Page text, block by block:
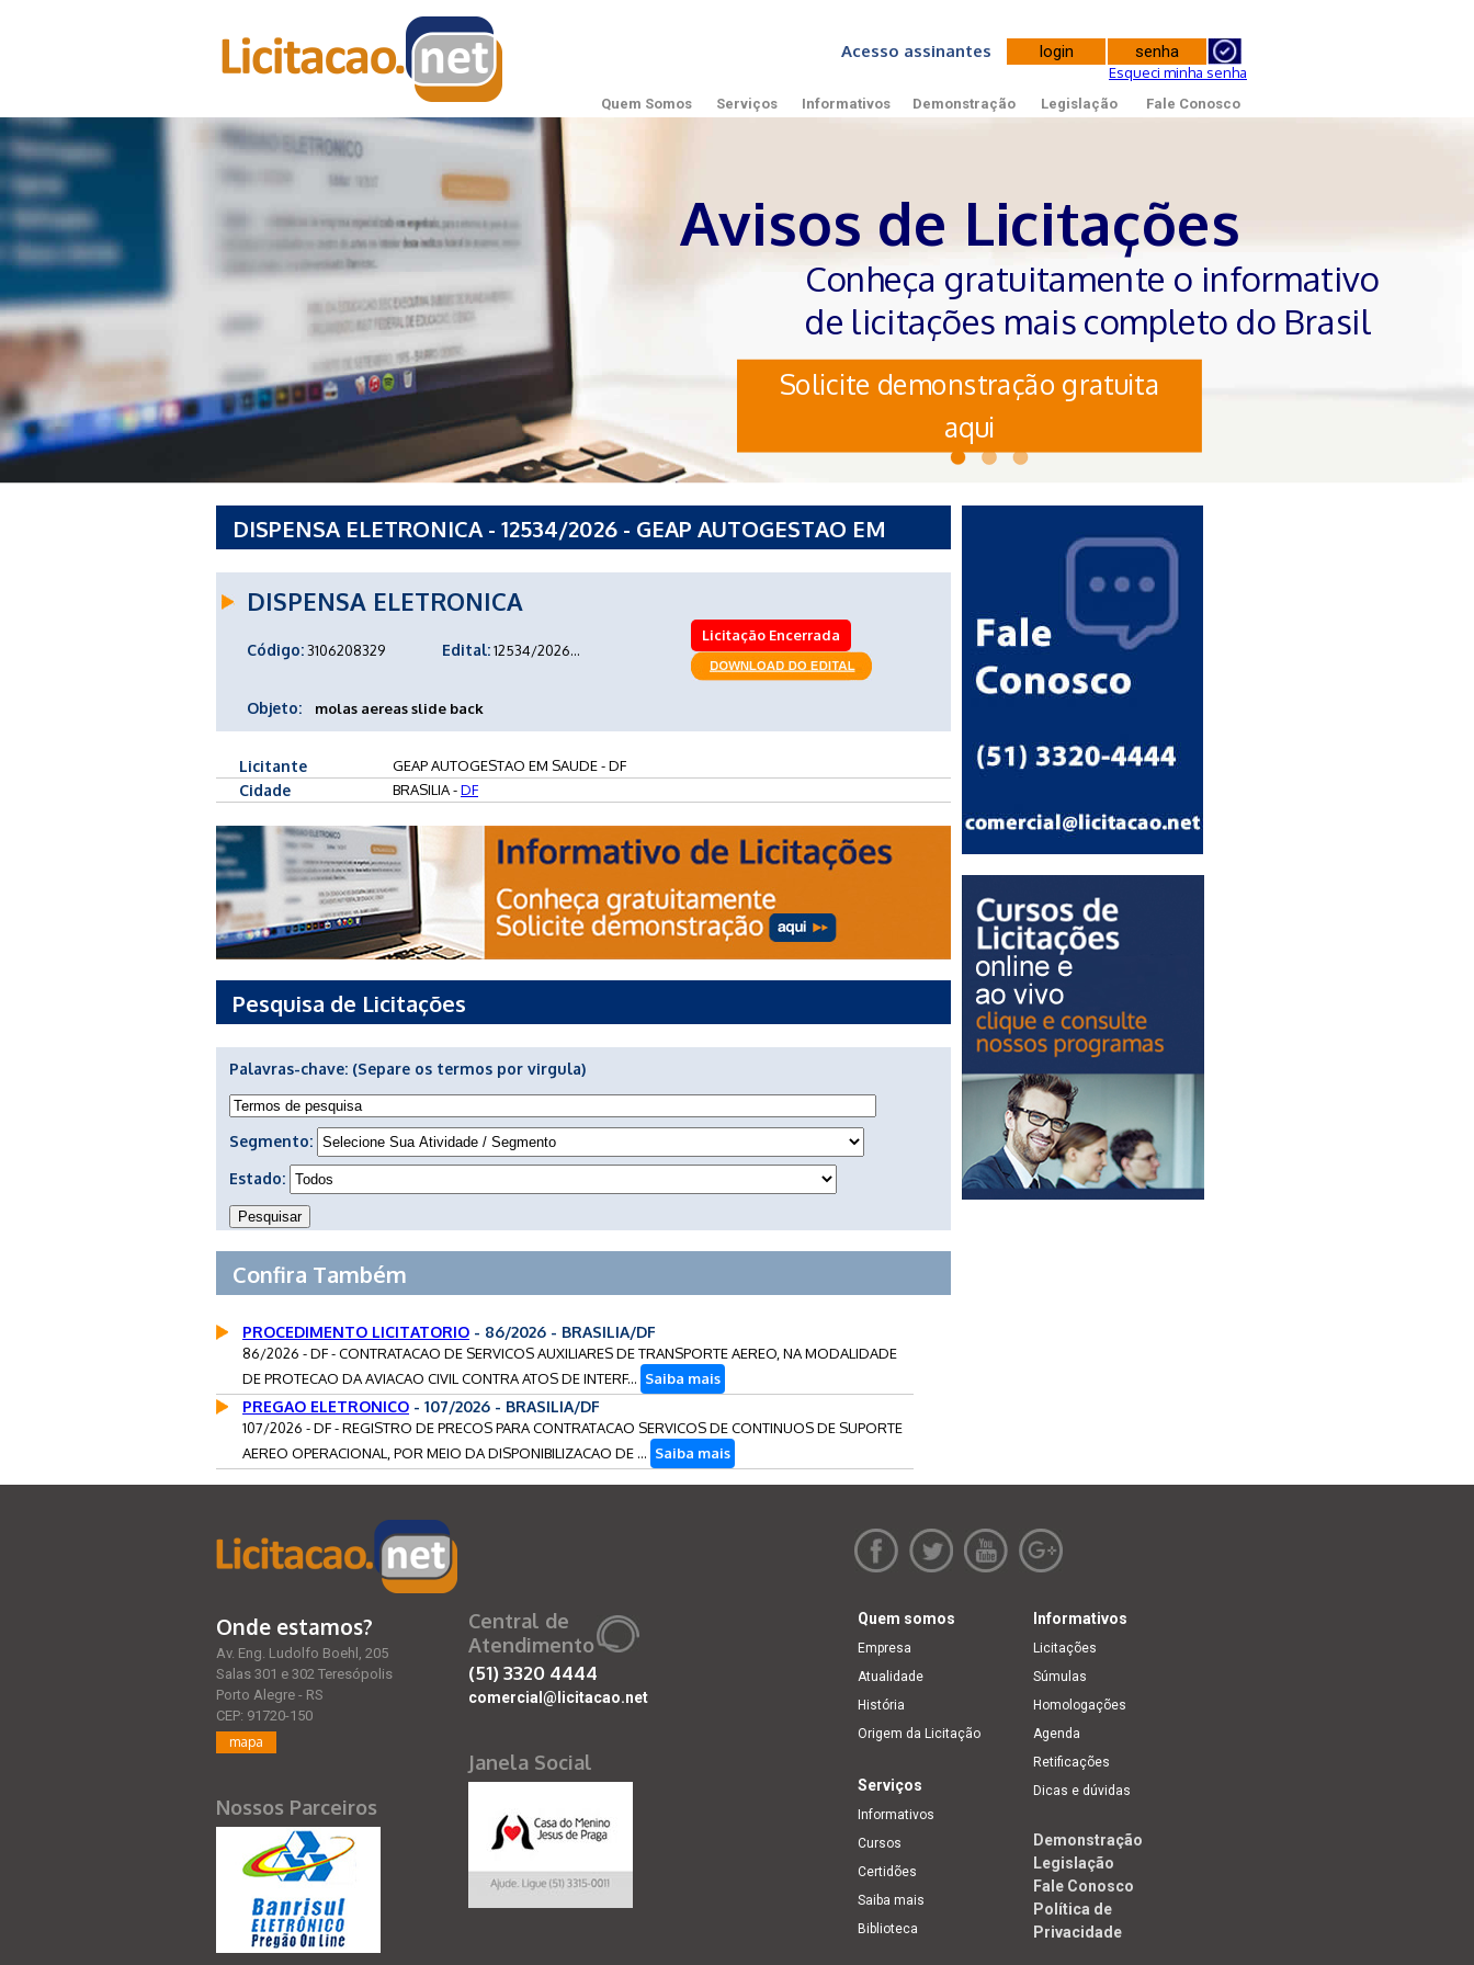
Acesso assinantes
Esqueci minha senha
Quem Somos Serviços Informativos Demonstração Legislação Fale Conosco
Avisos de Licitações
Conheça gratuitamente o informativo
de licitações mais completo do Brasil
Solicite demonstração gratuita
aqui
DISPENSA ELETRONICA - 12534/2026 - GEAP AUTOGESTAO EM
DISPENSA ELETRONICA
Código:3106208329 Edital:12534/2026...
Licitação Encerrada
Objeto: molas aereas slide back
Licitante GEAP AUTOGESTAO EM SAUDE - DF
Cidade BRASILIA -DF
Pesquisa de Licitações
Palavras-chave: (Separe os termos por virgula)
Segmento:
Estado:
Confira Também
PROCEDIMENTO LICITATORIO - 86/2026 - BRASILIA/DF
86/2026 - DF - CONTRATACAO DE SERVICOS AUXILIARES DE TRANSPORTE AEREO, NA MODALIDADE
DE PROTECAO DA AVIACAO CIVIL CONTRA ATOS DE INTERF... Saiba mais
PREGAO ELETRONICO - 107/2026 - BRASILIA/DF
107/2026 - DF - REGISTRO DE PRECOS PARA CONTRATACAO SERVICOS DE CONTINUOS DE SUPORTE
AEREO OPERACIONAL, POR MEIO DA DISPONIBILIZACAO DE ... Saiba mais
Onde estamos?
Av. Eng. Ludolfo Boehl, 205
Salas 301 e 302 Teresópolis
Porto Alegre - RS
CEP: 91720-150
mapa
Nossos Parceiros
Central de
Atendimento
(51)3320 4444
comercial@licitacao.net
Janela Social
Quem somos
Empresa
Atualidade
História
Origem da Licitação
Informativos
Licitações
Súmulas
Homologações
Agenda
Retificações
Dicas e dúvidas
Serviços
Informativos
Cursos
Certidões
Saiba mais
Biblioteca
Demonstração
Legislação
Fale Conosco
Política de
Privacidade